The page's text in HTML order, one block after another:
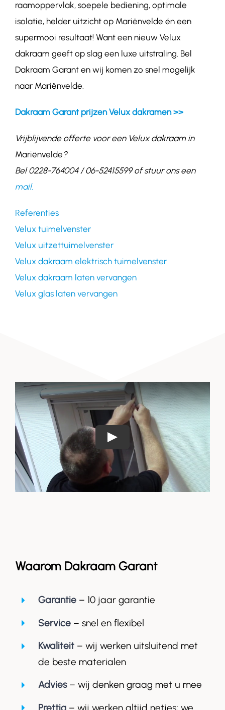
raamoppervlak, soepele bediening, optimale
isolatie, helder uitzicht op Mariënvelde én een
supermooi resultaat! Want een nieuw Velux
dakraam geeft op slag een luxe uitstraling. Bel
Dakraam Garant en wij komen zo snel mogelijk
naar Mariënvelde.
Dakraam Garant prijzen Velux dakramen >>
Vrijblijvende offerte voor een Velux dakraam in
Mariënvelde ?
Bel 0228-764004 / 06-52415599 of stuur ons een
mail.
Referenties
Velux tuimelvenster
Velux uitzettuimelvenster
Velux dakraam elektrisch tuimelvenster
Velux dakraam laten vervangen
Velux glas laten vervangen
Waarom Dakraam Garant
Garantie– 10 jaar garantie
Service – snel en flexibel
Kwaliteit– wij werken uitsluitend met
de beste materialen
Advies– wij denken graag met u mee
Prettig– wij werken altijd netjes; we